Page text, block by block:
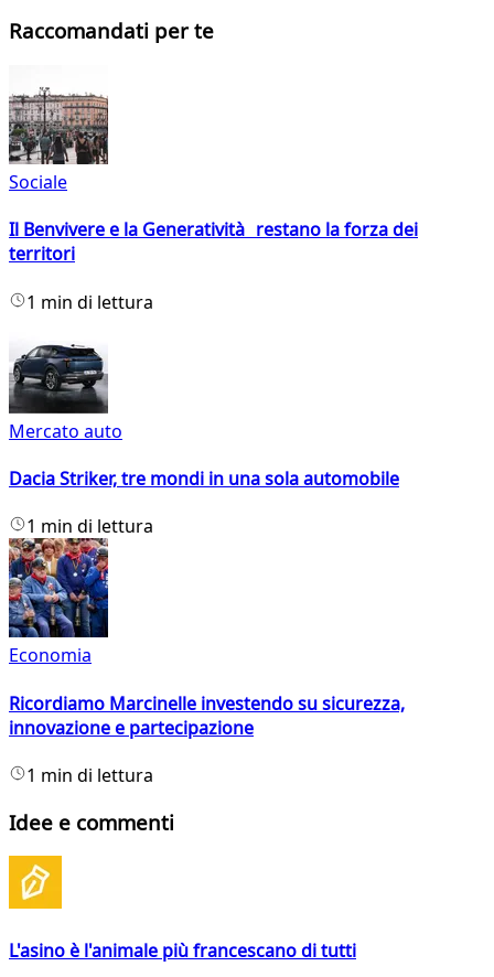
Raccomandati per te
Sociale
Il Benvivere e la Generatività restano la forza dei
territori
1 min di lettura
Mercato auto
Dacia Striker, tre mondi in una sola automobile
1 min di lettura
Economia
Ricordiamo Marcinelle investendo su sicurezza,
innovazione e partecipazione
1 min di lettura
Idee e commenti
L'asino è l'animale più francescano di tutti